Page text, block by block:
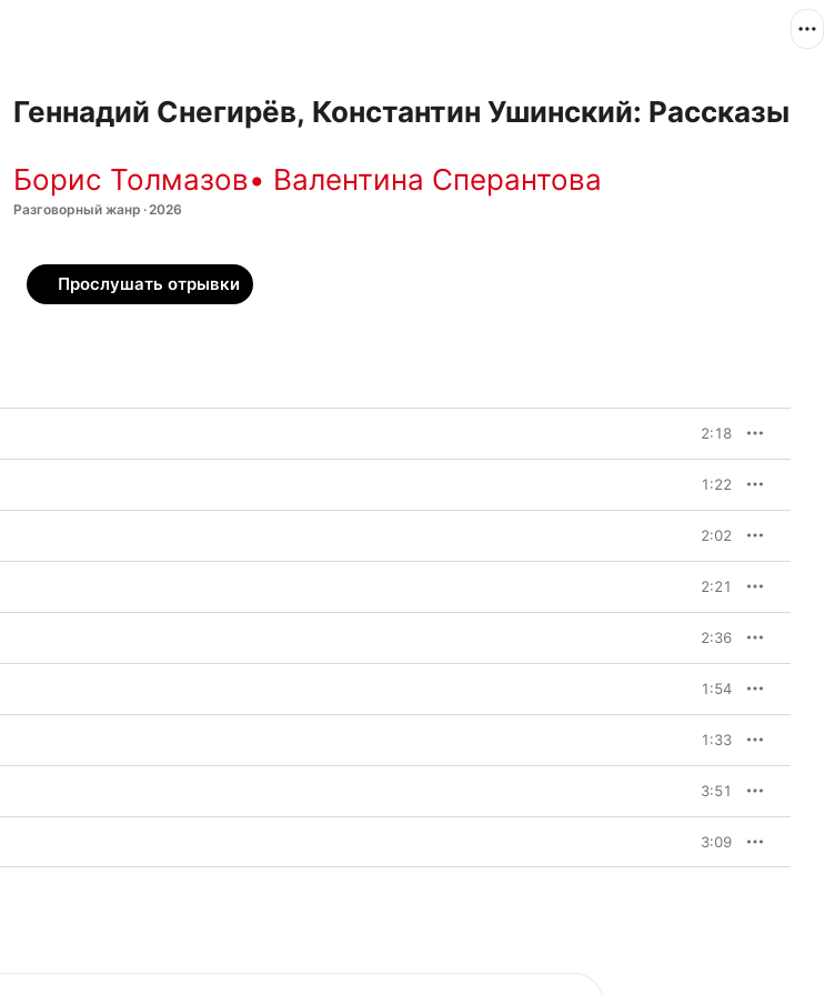
Геннадий Снегирёв, Константин Ушинский: Рассказы
Борис Толмазов• Валентина Сперантова
Разговорный жанр · 2026
Прослушать отрывки
2:18
1:22
2:02
2:21
2:36
1:54
1:33
3:51
3:09